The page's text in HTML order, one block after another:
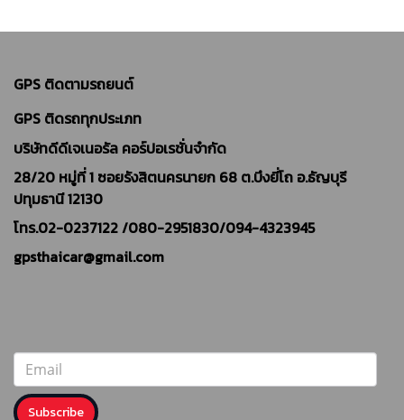
GPS ติดตามรถยนต์
GPS ติดรถทุกประเภท
บริษัทดีดีเจเนอรัล คอร์ปอเรชั่นจำกัด
28/20 หมู่ที่ 1 ซอยรังสิตนครนายก 68 ต.บึงยี่โถ อ.ธัญบุรี
ปทุมธานี 12130
โทร.02-0237122 /080-2951830/094-4323945
gpsthaicar@gmail.com
Subscribe